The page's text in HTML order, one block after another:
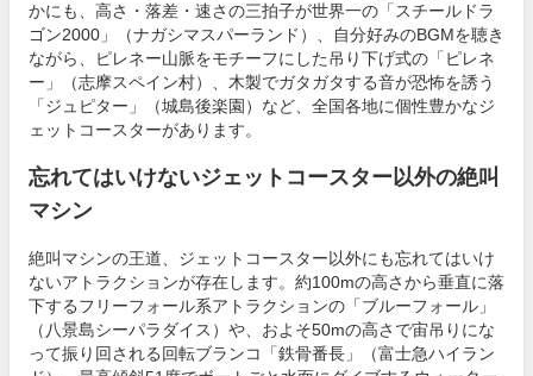
かにも、高さ・落差・速さの三拍子が世界一の「スチールドラ
ゴン2000」（ナガシマスパーランド）、自分好みのBGMを聴き
ながら、ピレネー山脈をモチーフにした吊り下げ式の「ピレネ
ー」（志摩スペイン村）、木製でガタガタする音が恐怖を誘う
「ジュピター」（城島後楽園）など、全国各地に個性豊かなジ
ェットコースターがあります。
忘れてはいけないジェットコースター以外の絶叫
マシン
絶叫マシンの王道、ジェットコースター以外にも忘れてはいけ
ないアトラクションが存在します。約100mの高さから垂直に落
下するフリーフォール系アトラクションの「ブルーフォール」
（八景島シーパラダイス）や、およそ50mの高さで宙吊りにな
って振り回される回転ブランコ「鉄骨番長」（富士急ハイラン